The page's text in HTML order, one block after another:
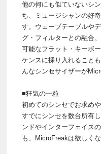
他の何にも似ていないシ
ち、ミュージシャンの好
す。ウェーブテーブルや
グ・フィルターとの融合
可能なフラット・キーボ
ケンスに採り入れること
んなシンセサイザーが
■狂気の一粒
初めてのシンセでお求め
すでにシンセを数台所有
ンドやインターフェイス
も、MicroFreakは欲しくな